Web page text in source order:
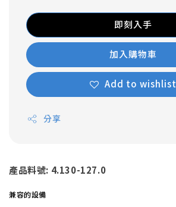
即刻入手
加入購物車
Add to wishlist
分享
產品料號: 4.130-127.0
兼容的設備